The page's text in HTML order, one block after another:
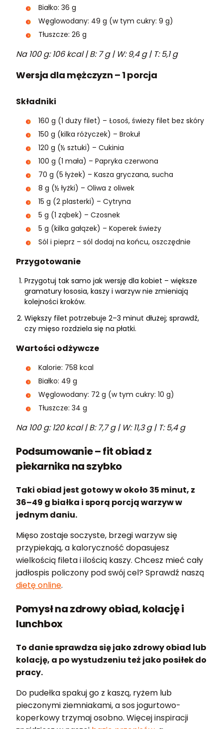
Białko: 36 g
Węglowodany: 49 g (w tym cukry: 9 g)
Tłuszcze: 26 g
Na 100 g: 106 kcal | B: 7 g | W: 9,4 g | T: 5,1 g
Wersja dla mężczyzn – 1 porcja
Składniki
160 g (1 duży filet) – Łosoś, świeży filet bez skóry
150 g (kilka różyczek) – Brokuł
120 g (½ sztuki) – Cukinia
100 g (1 mała) – Papryka czerwona
70 g (5 łyżek) – Kasza gryczana, sucha
8 g (½ łyżki) – Oliwa z oliwek
15 g (2 plasterki) – Cytryna
5 g (1 ząbek) – Czosnek
5 g (kilka gałązek) – Koperek świeży
Sól i pieprz – sól dodaj na końcu, oszczędnie
Przygotowanie
Przygotuj tak samo jak wersję dla kobiet – większe
gramatury łososia, kaszy i warzyw nie zmieniają
kolejności kroków.
Większy filet potrzebuje 2–3 minut dłużej; sprawdź,
czy mięso rozdziela się na płatki.
Wartości odżywcze
Kalorie: 758 kcal
Białko: 49 g
Węglowodany: 72 g (w tym cukry: 10 g)
Tłuszcze: 34 g
Na 100 g: 120 kcal | B: 7,7 g | W: 11,3 g | T: 5,4 g
Podsumowanie – fit obiad z
piekarnika na szybko
Taki obiad jest gotowy w około 35 minut, z
36–49 g białka i sporą porcją warzyw w
jednym daniu.
Mięso zostaje soczyste, brzegi warzyw się
przypiekają, a kaloryczność dopasujesz
wielkością fileta i ilością kaszy. Chcesz mieć cały
jadłospis policzony pod swój cel? Sprawdź naszą
dietę online.
Pomysł na zdrowy obiad, kolację i
lunchbox
To danie sprawdza się jako zdrowy obiad lub
kolację, a po wystudzeniu też jako posiłek do
pracy.
Do pudełka spakuj go z kaszą, ryżem lub
pieczonymi ziemniakami, a sos jogurtowo-
koperkowy trzymaj osobno. Więcej inspiracji